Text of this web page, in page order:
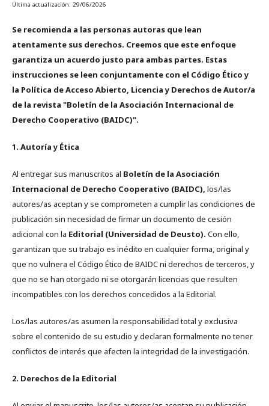
Última actualización: 29/06/2026
Se recomienda a las personas autoras que lean
atentamente sus derechos. Creemos que este enfoque
garantiza un acuerdo justo para ambas partes. Estas
instrucciones se leen conjuntamente con el Código Ético y
la Política de Acceso Abierto, Licencia y Derechos de Autor/a
de la revista "Boletín de la Asociación Internacional de
Derecho Cooperativo (BAIDC)".
1. Autoría y Ética
Al entregar sus manuscritos al Boletín de la Asociación
Internacional de Derecho Cooperativo (BAIDC), los/las
autores/as aceptan y se comprometen a cumplir las condiciones de
publicación sin necesidad de firmar un documento de cesión
adicional con la Editorial (Universidad de Deusto). Con ello,
garantizan que su trabajo es inédito en cualquier forma, original y
que no vulnera el Código Ético de BAIDC ni derechos de terceros, y
que no se han otorgado ni se otorgarán licencias que resulten
incompatibles con los derechos concedidos a la Editorial.
Los/las autores/as asumen la responsabilidad total y exclusiva
sobre el contenido de su estudio y declaran formalmente no tener
conflictos de interés que afecten la integridad de la investigación.
2. Derechos de la Editorial